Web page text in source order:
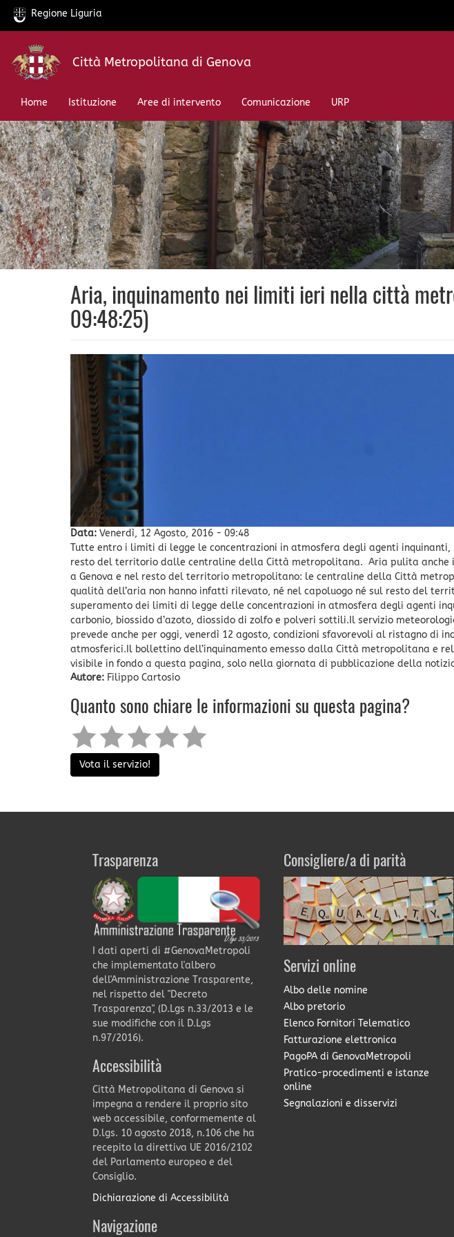
Salta
contenuto
Regione Liguria
Città Metropolitana di Genova
Home
Istituzione Aree di intervento Comunicazione URP
Aria, inquinamento nei limiti ieri nella città
09:48:25)
Data: Venerdì, 12 Agosto, 2016 - 09:48
Tutte entro i limiti di legge le concentrazioni in atmosfera degli agenti
resto del territorio dalle centraline della Città metropolitana. Aria pulita anche
a Genova e nel resto del territorio metropolitano: le centraline della Città
qualità dell’aria non hanno infatti rilevato, né nel capoluogo né sul resto del
superamento dei limiti di legge delle concentrazioni in atmosfera degli agenti
carbonio, biossido d’azoto, diossido di zolfo e polveri sottili.Il servizio
prevede anche per oggi, venerdì 12 agosto, condizioni sfavorevoli al ristagno di
atmosferici.Il bollettino dell’inquinamento emesso dalla Città metropolitana e
visibile in fondo a questa pagina, solo nella giornata di pubblicazione della
Autore: Filippo Cartosio
Quanto sono chiare le informazioni su questa pagina?
Vota il servizio!
Trasparenza
I dati aperti di #GenovaMetropoli
che implementato l'albero
dell'Amministrazione Trasparente,
nel rispetto del "Decreto
Trasparenza", (D.Lgs n.33/2013 e le
sue modifiche con il D.Lgs
n.97/2016).
Accessibilità
Città Metropolitana di Genova si
impegna a rendere il proprio sito
web accessibile, conformemente al
D.lgs. 10 agosto 2018, n.106 che ha
recepito la direttiva UE 2016/2102
del Parlamento europeo e del
Consiglio.
Dichiarazione di Accessibilità
Navigazione
Consigliere/a di parità
Servizi online
Albo delle nomine
Albo pretorio
Elenco Fornitori Telematico
Fatturazione elettronica
PagoPA di GenovaMetropoli
Pratico-procedimenti e istanze
online
Segnalazioni e disservizi